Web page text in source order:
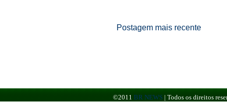
Postagem mais recente
©2011 BR NEWS | Todos os direitos